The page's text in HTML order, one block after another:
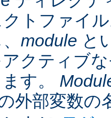
クトファイ
module と
クティブ
す。
外部変数の